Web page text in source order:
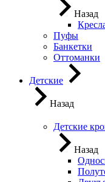
Назад
Пуфы
Банкетки
Оттоманки
Детские
Назад
Детские
Назад